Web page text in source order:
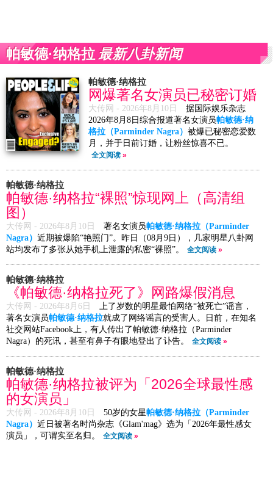
帕敏德·纳格拉 最新八卦新闻
帕敏德·纳格拉
网爆著名女演员已秘密订婚
大传网 - 2026年8月10日
据国际娱乐杂志
2026年8月8日综合报道著名女演员帕敏德·纳
格拉（Parminder Nagra） 被爆已秘密恋爱数
月，并于日前订婚，让粉丝惊喜不已。
全文阅读 »
帕敏德·纳格拉
帕敏德·纳格拉“裸照”惊现网上（高清组
图）
大传网 - 2026年8月10日 著名女演员帕敏德·纳格拉（Parminder
Nagra） 近期被爆陷“艳照门”。昨日（08月9日），几家明星八卦网
站均发布了多张从她手机上泄露的私密“裸照”。
全文阅读 »
帕敏德·纳格拉
《帕敏德·纳格拉死了》网路爆假消息
大传网 - 2026年8月6日
上了岁数的明星最怕网络“被死亡”谣言，
著名女演员帕敏德·纳格拉就成了网络谣言的受害人。日前，在知名
社交网站Facebook上，有人传出了帕敏德·纳格拉（Parminder
Nagra）的死讯，甚至有鼻子有眼地登出了讣告。
全文阅读 »
帕敏德·纳格拉
帕敏德·纳格拉被评为「2026全球最性感
的女演员」
大传网 - 2026年8月10日 50岁的女星帕敏德·纳格拉（Parminder
Nagra） 近日被著名时尚杂志《Glam'mag》选为「2026年最性感女
演员」，可谓实至名归。
全文阅读 »